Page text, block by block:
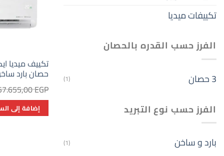
تكييفات ميديا
الفرز حسب القدره بالحصان
3 حصان (1)
الفرز حسب نوع التبريد
بارد و ساخن (1)
حصان بارد
EGP
إضافة إلى